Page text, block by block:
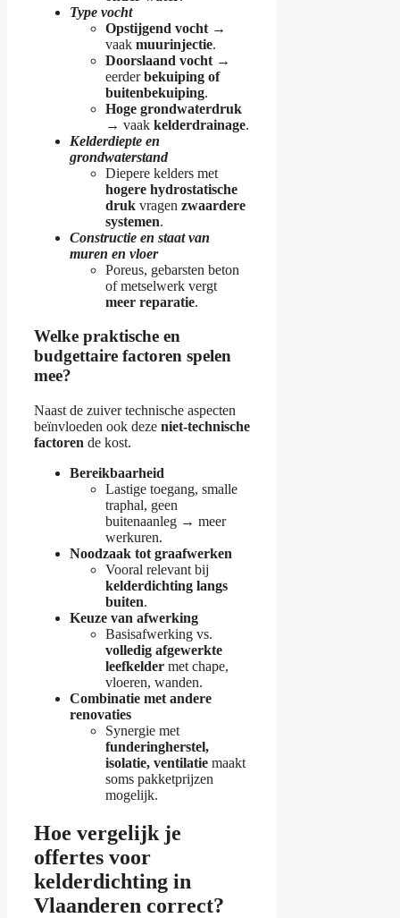
Type vocht
Opstijgend vocht →
vaak muurinjectie.
Doorslaand vocht →
eerderbekuiping of
buitenbekuiping.
Hoge grondwaterdruk
→ vaak kelderdrainage.
Kelderdiepte en
grondwaterstand
Diepere kelders met
hogere hydrostatische
druk vragen zwaardere
systemen.
Constructie en staat van
muren en vloer
Poreus, gebarsten beton
of metselwerk vergt
meer reparatie.
Welke praktische en
budgettaire factoren spelen
mee?
Naast de zuiver technische aspecten
beïnvloeden ook deze niet-technische
factoren de kost.
Bereikbaarheid
Lastige toegang, smalle
traphal, geen
buitenaanleg → meer
werkuren.
Noodzaak tot graafwerken
Vooral relevant bij
kelderdichting langs
buiten.
Keuze van afwerking
Basisafwerking vs.
volledig afgewerkte
leefkelder met chape,
vloeren, wanden.
Combinatie met andere
renovaties
Synergie met
funderingherstel,
isolatie, ventilatie maakt
soms pakketprijzen
mogelijk.
Hoe vergelijk je
offertes voor
kelderdichting in
Vlaanderen correct?